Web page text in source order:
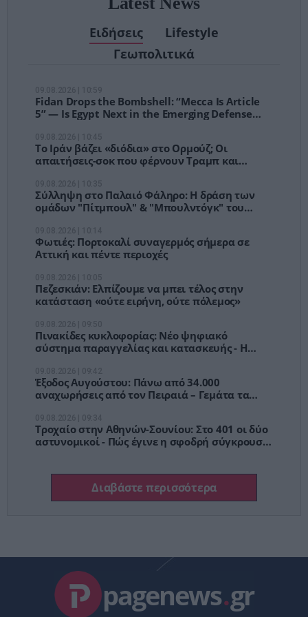
Ειδήσεις
Lifestyle
Γεωπολιτικά
Fidan Drops the Bombshell: “Mecca Is Article
5” — Is Egypt Next in the Emerging Defense
Το Ιράν βάζει «διόδια» στο Ορμούζ; Οι
απαιτήσεις-σοκ που φέρνουν Τραμπ και
Σύλληψη στο Παλαιό Φάληρο: Η δράση των
ομάδων "Πίτμπουλ" & "Μπουλντόγκ" του
Φωτιές: Πορτοκαλί συναγερμός σήμερα σε
Αττική και πέντε περιοχές
Πεζεσκιάν: Ελπίζουμε να μπει τέλος στην
κατάσταση «ούτε ειρήνη, ούτε πόλεμος»
Πινακίδες κυκλοφορίας: Νέο ψηφιακό
σύστημα παραγγελίας και κατασκευής - Η
Έξοδος Αυγούστου: Πάνω από 34.000
αναχωρήσεις από τον Πειραιά – Γεμάτα τα
Τροχαίο στην Αθηνών-Σουνίου: Στο 401 οι δύο
αστυνομικοί - Πώς έγινε η σφοδρή σύγκρουση
Διαβάστε περισσότερα
pagenews.gr